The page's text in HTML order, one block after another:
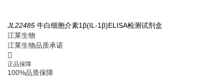
JL22485 牛白细胞介素1β(IL-1β)ELISA检测试剂盒
江莱生物
江莱生物品质承诺
正品保障
100%品质保障